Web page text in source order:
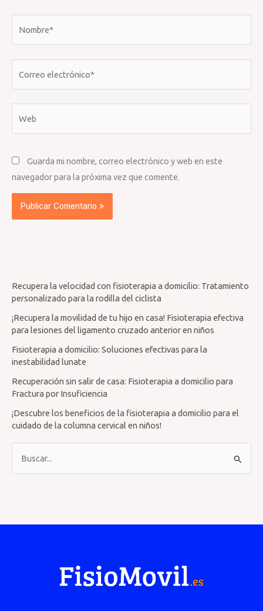
Guarda mi nombre, correo electrónico y web en este
navegador para la próxima vez que comente.
Recupera la velocidad con fisioterapia a domicilio: Tratamiento
personalizado para la rodilla del ciclista
¡Recupera la movilidad de tu hijo en casa! Fisioterapia efectiva
para lesiones del ligamento cruzado anterior en niños
Fisioterapia a domicilio: Soluciones efectivas para la
inestabilidad lunate
Recuperación sin salir de casa: Fisioterapia a domicilio para
Fractura por Insuficiencia
¡Descubre los beneficios de la fisioterapia a domicilio para el
cuidado de la columna cervical en niños!